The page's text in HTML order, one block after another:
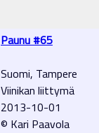
Paunu #65
Suomi, Tampere
Viinikan liittymä
2013-10-01
© Kari Paavola